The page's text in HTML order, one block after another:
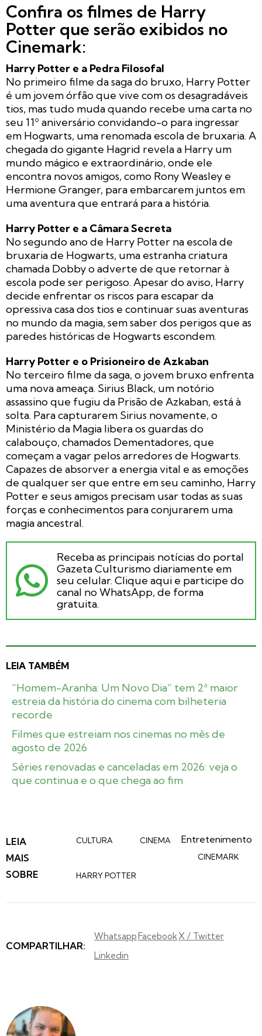
Confira os filmes de Harry
Potter que serão exibidos no
Cinemark:
Harry Potter e a Pedra Filosofal
No primeiro filme da saga do bruxo, Harry Potter
é um jovem órfão que vive com os desagradáveis
tios, mas tudo muda quando recebe uma carta no
seu 11º aniversário convidando-o para ingressar
em Hogwarts, uma renomada escola de bruxaria. A
chegada do gigante Hagrid revela a Harry um
mundo mágico e extraordinário, onde ele
encontra novos amigos, como Rony Weasley e
Hermione Granger, para embarcarem juntos em
uma aventura que entrará para a história.
Harry Potter e a Câmara Secreta
No segundo ano de Harry Potter na escola de
bruxaria de Hogwarts, uma estranha criatura
chamada Dobby o adverte de que retornar à
escola pode ser perigoso. Apesar do aviso, Harry
decide enfrentar os riscos para escapar da
opressiva casa dos tios e continuar suas aventuras
no mundo da magia, sem saber dos perigos que as
paredes históricas de Hogwarts escondem.
Harry Potter e o Prisioneiro de Azkaban
No terceiro filme da saga, o jovem bruxo enfrenta
uma nova ameaça. Sirius Black, um notório
assassino que fugiu da Prisão de Azkaban, está à
solta. Para capturarem Sirius novamente, o
Ministério da Magia libera os guardas do
calabouço, chamados Dementadores, que
começam a vagar pelos arredores de Hogwarts.
Capazes de absorver a energia vital e as emoções
de qualquer ser que entre em seu caminho, Harry
Potter e seus amigos precisam usar todas as suas
forças e conhecimentos para conjurarem uma
magia ancestral.
Receba as principais notícias do portal
Gazeta Culturismo diariamente em
seu celular. Clique aqui e participe do
canal no WhatsApp, de forma
gratuita.
LEIA TAMBÉM
“Homem-Aranha: Um Novo Dia” tem 2ª maior
estreia da história do cinema com bilheteria
recorde
Filmes que estreiam nos cinemas no mês de
agosto de 2026
Séries renovadas e canceladas em 2026: veja o
que continua e o que chega ao fim
LEIA
MAIS
SOBRE
CULTURA Entretenimento
CINEMA
CINEMARK
HARRY POTTER
COMPARTILHAR:
WhatsappFacebook X / Twitter
Linkedin